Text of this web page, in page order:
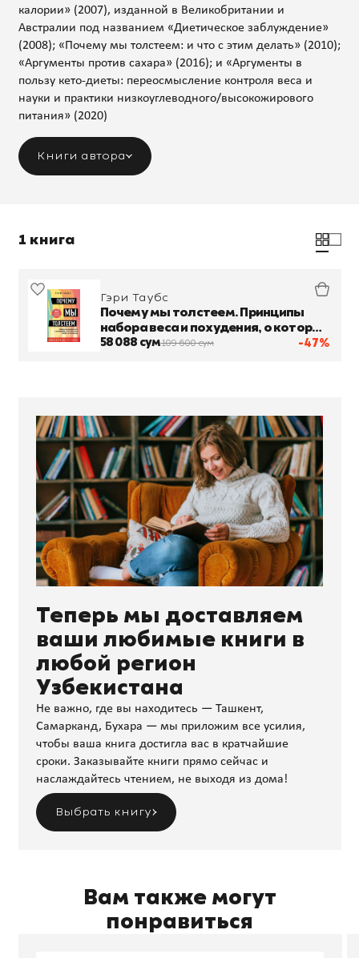
калории» (2007), изданной в Великобритании и
Австралии под названием «Диетическое заблуждение»
(2008); «Почему мы толстеем: и что с этим делать» (2010);
«Аргументы против сахара» (2016); и «Аргументы в
пользу кето-диеты: переосмысление контроля веса и
науки и практики низкоуглеводного/высокожирового
питания» (2020)
Книги автора
1 книга
-47%
Гэри Таубс
Почему мы толстеем. Принципы
набора веса и похудения, о которых
вам никто не рассказал
58 088 сум109 600 сум
Теперь мы доставляем
ваши любимые книги в
любой регион
Узбекистана
Не важно, где вы находитесь — Ташкент,
Самарканд, Бухара — мы приложим все усилия,
чтобы ваша книга достигла вас в кратчайшие
сроки. Заказывайте книги прямо сейчас и
наслаждайтесь чтением, не выходя из дома!
Выбрать книгу
Вам также могут
понравиться